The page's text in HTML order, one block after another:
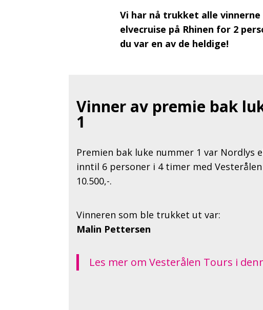
Vi har nå trukket alle
elvecruise på Rhinen for 2
du var en av de heldige!
Vinner av premie bak
1
Premien bak luke nummer 1 var Nordlys
inntil 6 personer i 4 timer med
10.500,-.
Vinneren som ble trukket ut var:
Malin Pettersen
Les mer om Vesterålen Tours i